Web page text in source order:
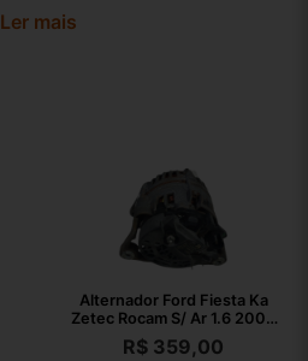
Ler mais
Alternador Ford Fiesta Ka
Zetec Rocam S/ Ar 1.6 2002
2008
R$ 359,00